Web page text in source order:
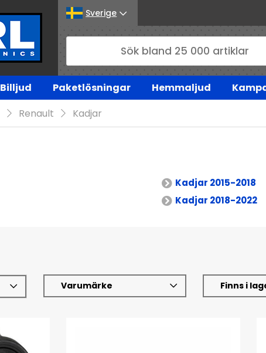
Sverige
Billjud Paketlösningar Hemmaljud
Renault Kadjar
Kadjar 2015-2018
Kadjar 2018-2022
Varumärke Finns i